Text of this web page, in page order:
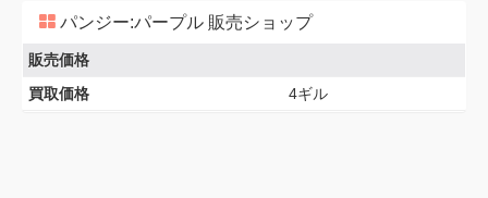
パンジー:パープル 販売ショップ
販売価格
買取価格
4ギル